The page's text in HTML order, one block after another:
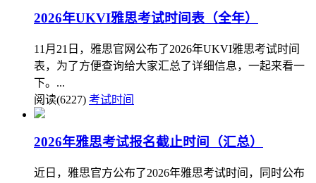
2026年UKVI雅思考试时间表（全年）
11月21日，雅思官网公布了2026年UKVI雅思考试时间
表，为了方便查询给大家汇总了详细信息，一起来看一
下。...
阅读(6227) 考试时间
2026年雅思考试报名截止时间（汇总）
近日，雅思官方公布了2026年雅思考试时间，同时公布